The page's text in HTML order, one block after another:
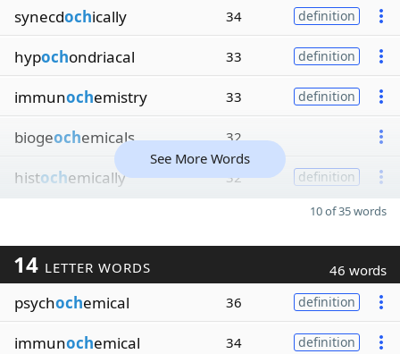
synecdochically 34 definition
hypochondriacal 33 definition
immunochemistry 33 definition
biogeochemicals 32
histochemically 32 definition
See More Words
10 of 35 words
14 LETTER WORDS 46 words
psychochemical 36 definition
immunochemical 34 definition